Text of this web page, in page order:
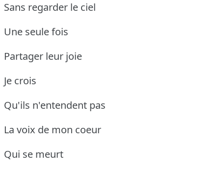
Sans regarder le ciel
Une seule fois
Partager leur joie
Je crois
Qu'ils n'entendent pas
La voix de mon coeur
Qui se meurt